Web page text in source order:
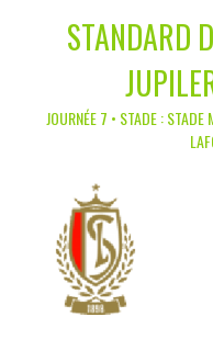
STANDARD
JOURNÉE 7 • STADE :